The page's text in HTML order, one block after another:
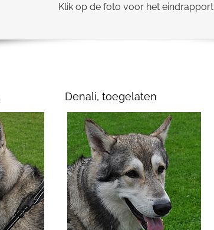
Klik op de foto voor het eindrapport
Denali, toegelaten